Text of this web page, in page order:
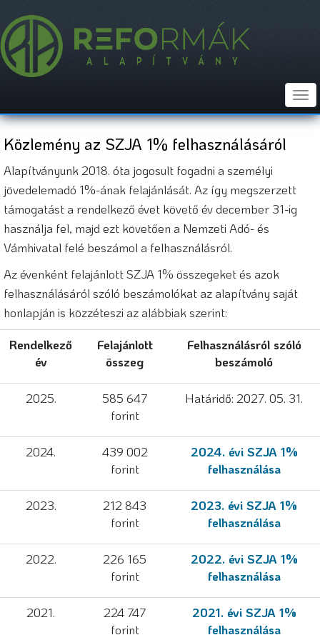
a
tartalomra
Közlemény az SZJA 1% felhasználásáról
Alapítványunk 2018. óta jogosult fogadni a személyi
jövedelemadó 1%-ának felajánlását. Az így megszerzett
támogatást a rendelkező évet követő év december 31-ig
használja fel, majd ezt követően a Nemzeti Adó- és
Vámhivatal felé beszámol a felhasználásról.
Az évenként felajánlott SZJA 1% összegeket és azok
felhasználásáról szóló beszámolókat az alapítvány saját
honlapján is közzéteszi az alábbiak szerint:
Rendelkező
év
Felajánlott
összeg
Felhasználásról szóló
beszámoló
2025.
585 647
forint
Határidő: 2027. 05. 31.
2024.
439 002
forint
2024. évi SZJA 1%
felhasználása
2023.
212 843
forint
2023. évi SZJA 1%
felhasználása
2022.
226 165
forint
2022. évi SZJA 1%
felhasználása
2021.
224 747
forint
2021. évi SZJA 1%
felhasználása